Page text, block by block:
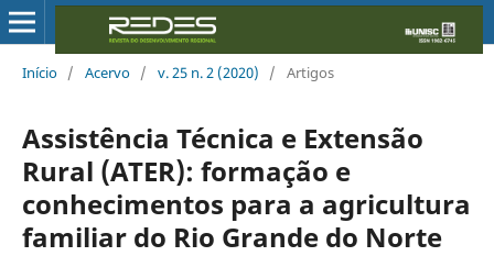
Início / Acervo / v. 25 n. 2 (2020) / Artigos
Assistência Técnica e Extensão
Rural (ATER): formação e
conhecimentos para a agricultura
familiar do Rio Grande do Norte